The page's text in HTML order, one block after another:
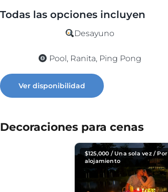
Todas las opciones incluyen
Desayuno
Pool, Ranita, Ping Pong
Ver disponibilidad
Decoraciones para cenas
$125,000 / Una sola vez / Por
alojamiento